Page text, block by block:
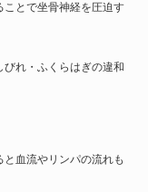
とで坐骨神経を圧迫す
びれ・ふくらはぎの違和
血流やリンパの流れも